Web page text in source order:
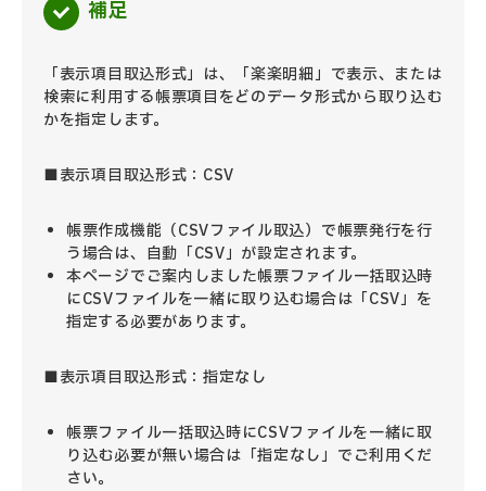
補足
「表示項目取込形式」は、「楽楽明細」で表示、または
検索に利用する帳票項目をどのデータ形式から取り込む
かを指定します。
■表示項目取込形式：CSV
帳票作成機能（CSVファイル取込）で帳票発行を行
う場合は、自動「CSV」が設定されます。
本ページでご案内しました帳票ファイル一括取込時
にCSVファイルを一緒に取り込む場合は「CSV」を
指定する必要があります。
■表示項目取込形式：指定なし
帳票ファイル一括取込時にCSVファイルを一緒に取
り込む必要が無い場合は「指定なし」でご利用くだ
さい。